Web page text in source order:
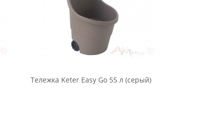
Тележка Keter Easy Go 55 л (серый)